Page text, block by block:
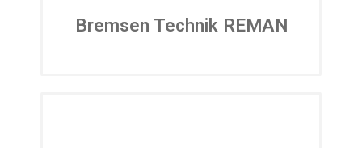
Bremsen Technik REMAN